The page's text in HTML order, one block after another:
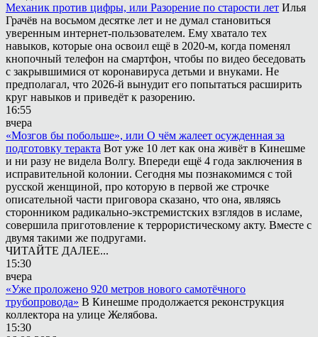
Механик против цифры, или Разорение по старости лет Илья
Грачёв на восьмом десятке лет и не думал становиться
уверенным интернет-пользователем. Ему хватало тех
навыков, которые она освоил ещё в 2020-м, когда поменял
кнопочный телефон на смартфон, чтобы по видео беседовать
с закрывшимися от коронавируса детьми и внуками. Не
предполагал, что 2026-й вынудит его попытаться расширить
круг навыков и приведёт к разорению.
16:55
вчера
«Мозгов бы побольше», или О чём жалеет осужденная за
подготовку теракта Вот уже 10 лет как она живёт в Кинешме
и ни разу не видела Волгу. Впереди ещё 4 года заключения в
исправительной колонии. Сегодня мы познакомимся с той
русской женщиной, про которую в первой же строчке
описательной части приговора сказано, что она, являясь
сторонником радикально-экстремистских взглядов в исламе,
совершила приготовление к террористическому акту. Вместе с
двумя такими же подругами.
ЧИТАЙТЕ ДАЛЕЕ...
15:30
вчера
«Уже проложено 920 метров нового самотёчного
трубопровода» В Кинешме продолжается реконструкция
коллектора на улице Желябова.
15:30